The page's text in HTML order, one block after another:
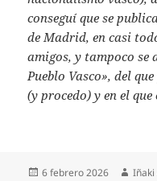
conseguí que se
de Madrid, en casi
amigos, y tampoco se
Pueblo Vasco», del
(y procedo) y en el
Publicado
6 febrero 2026 Autor
Iñaki